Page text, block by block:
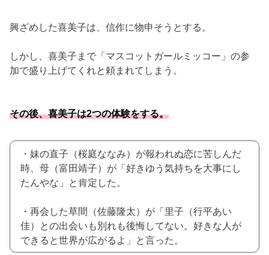
興ざめした喜美子は、信作に物申そうとする。
しかし、喜美子まで「マスコットガールミッコー」の参
加で盛り上げてくれと頼まれてしまう。
その後、喜美子は2つの体験をする。
・妹の直子（桜庭ななみ）が報われぬ恋に苦しんだ
時、母（富田靖子）が「好きゆう気持ちを大事にし
たんやな」と肯定した。
・再会した草間（佐藤隆太）が「里子（行平あい
佳）との出会いも別れも後悔してない。好きな人が
できると世界が広がるよ」と言った。